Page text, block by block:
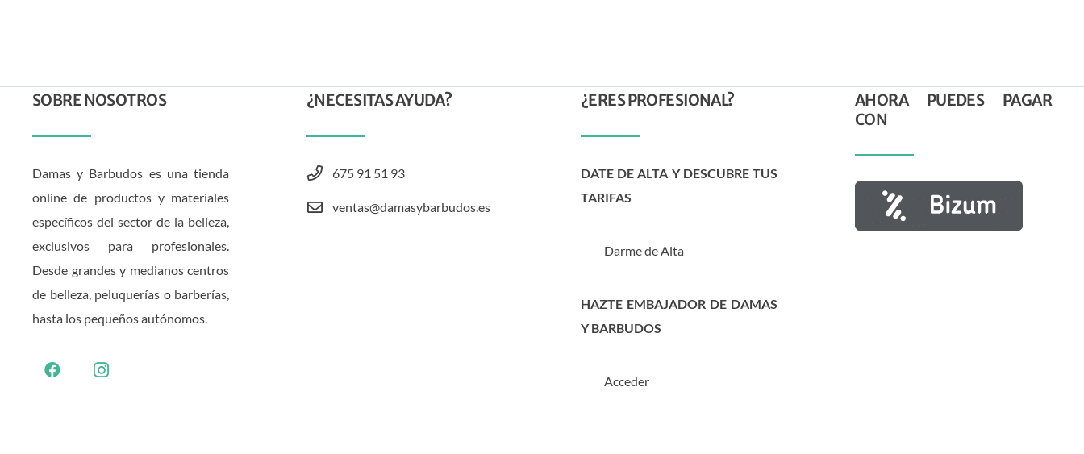
SOBRE NOSOTROS
Damas y Barbudos es una tienda
online de productos y materiales
específicos del sector de la belleza,
exclusivos para profesionales.
Desde grandes y medianos centros
de belleza, peluquerías o barberías,
hasta los pequeños autónomos.
¿NECESITAS AYUDA?
675 91 51 93
ventas@damasybarbudos.es
¿ERES PROFESIONAL?
DATE DE ALTA Y DESCUBRE TUS
TARIFAS
Darme de Alta
HAZTE EMBAJADOR DE DAMAS
Y BARBUDOS
Acceder
AHORA PUEDES PAGAR
CON